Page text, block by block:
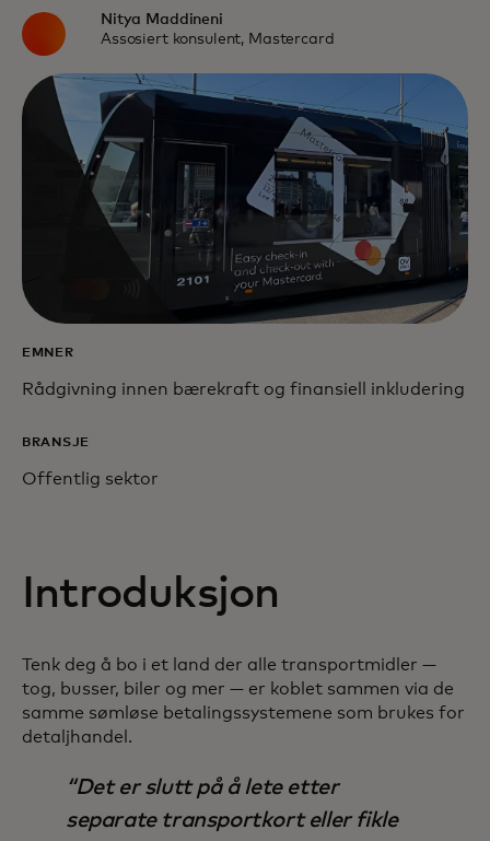
Nitya Maddineni
Assosiert konsulent, Mastercard
EMNER
Rådgivning innen bærekraft og finansiell inkludering
BRANSJE
Offentlig sektor
Introduksjon
Tenk deg å bo i et land der alle transportmidler —
tog, busser, biler og mer — er koblet sammen via de
samme sømløse betalingssystemene som brukes for
detaljhandel.
Det er slutt på å lete etter
separate transportkort eller fikle